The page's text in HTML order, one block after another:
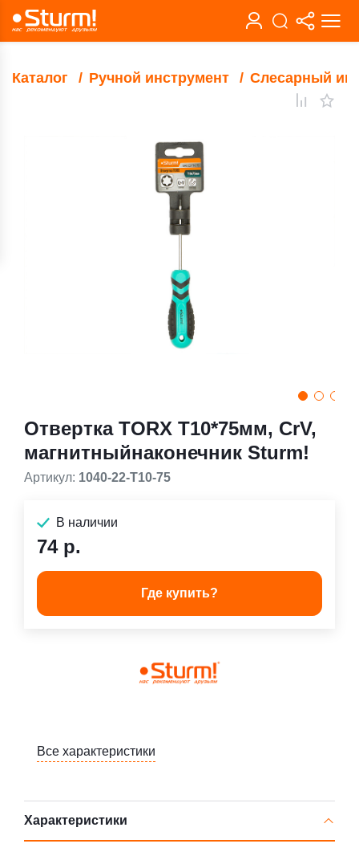
Каталог Ручной инструмент Слесарный
Отвертка TORX T10*75мм, CrV,
магнитныйнаконечник Sturm!
Артикул: 1040-22-T10-75
В наличии
74 р.
Где купить?
Все характеристики
Характеристики